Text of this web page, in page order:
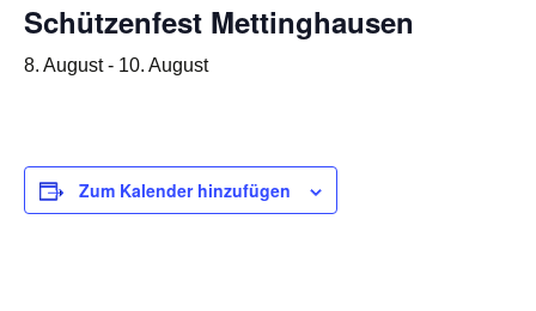
Schützenfest Mettinghausen
8. August- 10. August
Zum Kalender hinzufügen